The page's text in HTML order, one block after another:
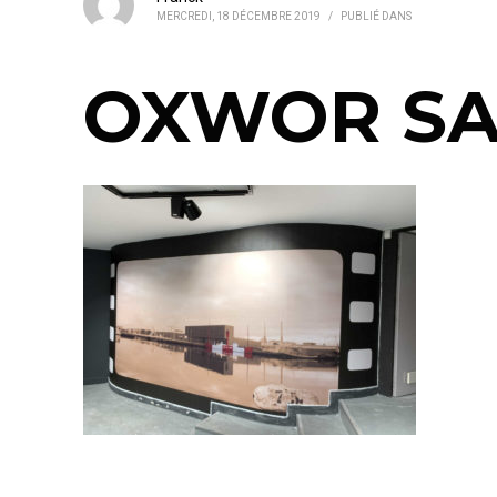
MERCREDI, 18 DÉCEMBRE 2019 / PUBLIÉ DANS
OXWOR